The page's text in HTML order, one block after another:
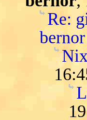
Re:
bernor